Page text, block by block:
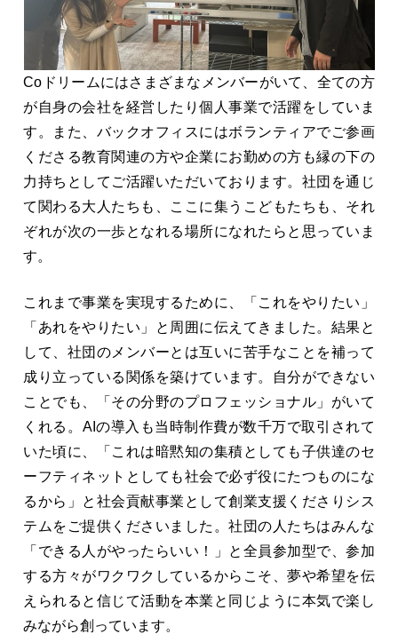
Coドリームにはさまざまなメンバーがいて、全ての方
が自身の会社を経営したり個人事業で活躍をしていま
す。また、バックオフィスにはボランティアでご参画
くださる教育関連の方や企業にお勤めの方も縁の下の
力持ちとしてご活躍いただいております。社団を通じ
て関わる大人たちも、ここに集うこどもたちも、それ
ぞれが次の一歩となれる場所になれたらと思っていま
す。
これまで事業を実現するために、「これをやりたい」
「あれをやりたい」と周囲に伝えてきました。結果と
して、社団のメンバーとは互いに苦手なことを補って
成り立っている関係を築けています。自分ができない
ことでも、「その分野のプロフェッショナル」がいて
くれる。AIの導入も当時制作費が数千万で取引されて
いた頃に、「これは暗黙知の集積としても子供達のセ
ーフティネットとしても社会で必ず役にたつものにな
るから」と社会貢献事業として創業支援くださりシス
テムをご提供くださいました。社団の人たちはみんな
「できる人がやったらいい！」と全員参加型で、参加
する方々がワクワクしているからこそ、夢や希望を伝
えられると信じて活動を本業と同じように本気で楽し
みながら創っています。